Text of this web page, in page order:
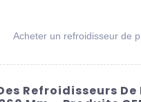
Acheter un refroidisseur de
Refroidisseurs De